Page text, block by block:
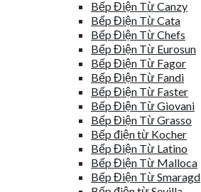
Bếp Điện Từ Canzy
Bếp Điện Từ Cata
Bếp Điện Từ Chefs
Bếp Điện Từ Eurosun
Bếp Điện Từ Fagor
Bếp Điện Từ Fandi
Bếp Điện Từ Faster
Bếp Điện Từ Giovani
Bếp Điện Từ Grasso
Bếp điện từ Kocher
Bếp Điện Từ Latino
Bếp Điện Từ Malloca
Bếp Điện Từ Smaragd